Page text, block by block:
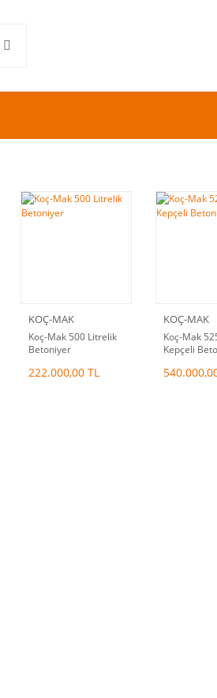
KOÇ-MAK
Koç-Mak 500 Litrelik
Betoniyer
222.000,00 TL
KOÇ-MAK
Koç-Mak
Kepçeli